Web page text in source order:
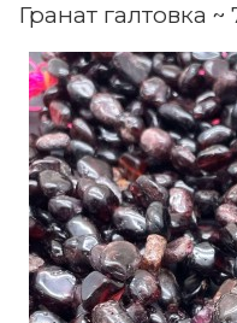
Гранат галтовка ~